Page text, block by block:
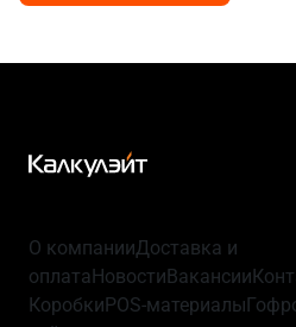
О компанииДоставка и
оплатаНовостиВакансии
КоробкиPOS-материалы